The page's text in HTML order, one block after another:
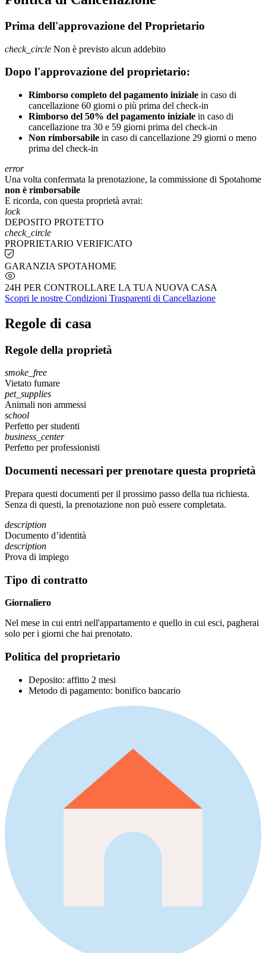
Prima dell'approvazione del Proprietario
check_circle Non è previsto alcun addebito
Dopo l'approvazione del proprietario:
Rimborso completo del pagamento iniziale in caso di
cancellazione 60 giorni o più prima del check-in
Rimborso del 50% del pagamento iniziale in caso di
cancellazione tra 30 e 59 giorni prima del check-in
Non rimborsabile in caso di cancellazione 29 giorni o meno
prima del check-in
error
Una volta confermata la prenotazione, la commissione di Spotahome
non è rimborsabile
E ricorda, con questa proprietà avrai:
lock
DEPOSITO PROTETTO
check_circle
PROPRIETARIO VERIFICATO
GARANZIA SPOTAHOME
24H PER CONTROLLARE LA TUA NUOVA CASA
Scopri le nostre Condizioni Trasparenti di Cancellazione
Regole di casa
Regole della proprietà
smoke_free
Vietato fumare
pet_supplies
Animali non ammessi
school
Perfetto per studenti
business_center
Perfetto per professionisti
Documenti necessari per prenotare questa proprietà
Prepara questi documenti per il prossimo passo della tua richiesta.
Senza di questi, la prenotazione non può essere completata.
description
Documento d’identità
description
Prova di impiego
Tipo di contratto
Giornaliero
Nel mese in cui entri nell'appartamento e quello in cui esci, pagherai
solo per i giorni che hai prenotato.
Politica del proprietario
Deposito: affitto 2 mesi
Metodo di pagamento: bonifico bancario